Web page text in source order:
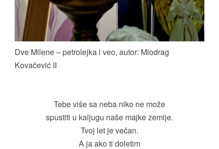
Dve Milene – petrolejka i veo, autor: Miodrag
Kovačević II
Tebe više sa neba niko ne može
spustiti u kaljugu naše majke zemlje.
Tvoj let je večan.
A ja ako ti doletim